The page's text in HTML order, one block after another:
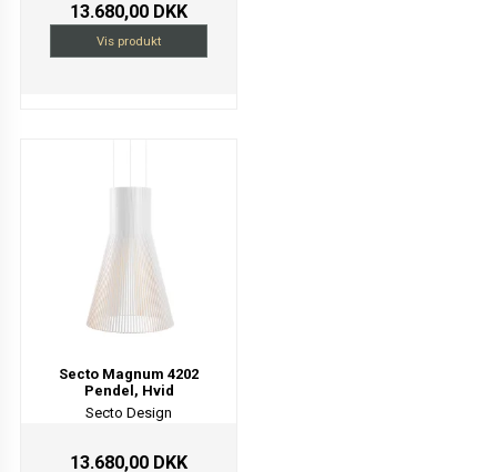
13.680,00 DKK
Vis produkt
Secto Magnum 4202
Pendel, Hvid
Secto Design
13.680,00 DKK